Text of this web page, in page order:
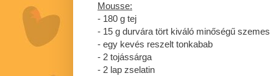
Mousse:
- 180 g tej
- 15 g durvára tört kiváló minőségű szemes
- egy kevés reszelt tonkabab
- 2 tojássárga
- 2 lap zselatin